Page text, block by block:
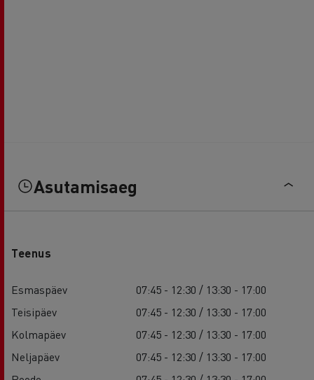
Asutamisaeg
Teenus
Esmaspäev
07:45 - 12:30 / 13:30 - 17:00
Teisipäev
07:45 - 12:30 / 13:30 - 17:00
Kolmapäev
07:45 - 12:30 / 13:30 - 17:00
Neljapäev
07:45 - 12:30 / 13:30 - 17:00